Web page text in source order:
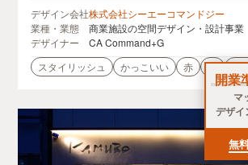
開業
マ
デザイ
無
シェ2F
デザイン会社株式会社シーエーコマンドジー
業種・業態
商業施設の空間デザイン・設計事業
デザイナー
CA Command+G
スタイリッシュ
かっこいい 赤 白 明